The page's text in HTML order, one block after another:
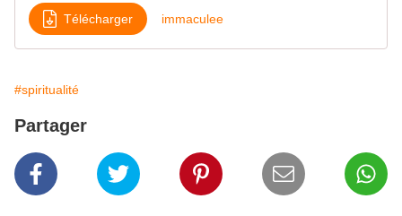
Télécharger immaculee
#spiritualité
Partager